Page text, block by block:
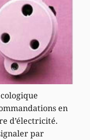
en
d’électricité.
par